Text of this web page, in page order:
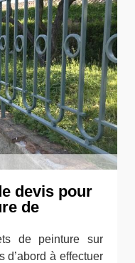
devis pour
de
de peinture sur
d’abord à effectuer